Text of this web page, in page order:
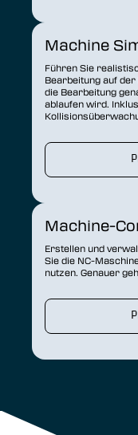
Machine
Führen Sie
Bearbeitung auf
die Bearbeitung
ablaufen wird.
Machine-
Erstellen und
Sie die NC-
nutzen. Genauer